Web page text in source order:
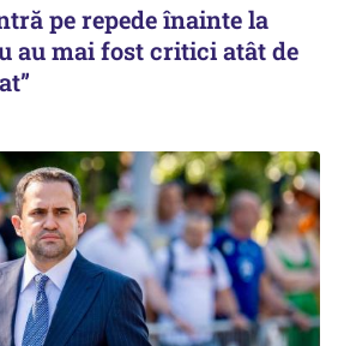
pe repede înainte la
au mai fost critici atât de